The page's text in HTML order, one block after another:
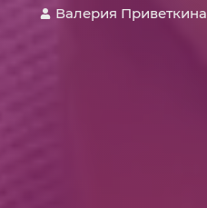
Валерия Приветкина